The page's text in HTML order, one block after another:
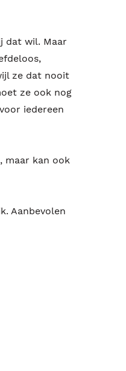
dat wil. Maar
ze dat nooit
ze ook nog
iedereen
maar kan ook
Aanbevolen